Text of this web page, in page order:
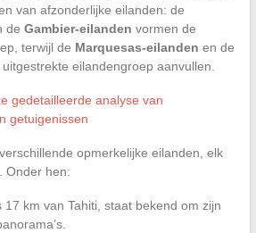
van afzonderlijke eilanden: de
de Gambier-eilanden vormen de
terwijl de Marquesas-eilanden en de
uitgestrekte eilandengroep aanvullen.
gedetailleerde analyse van
getuigenissen
opmerkelijke eilanden, elk
Onder hen:
17 km van Tahiti, staat bekend om zijn